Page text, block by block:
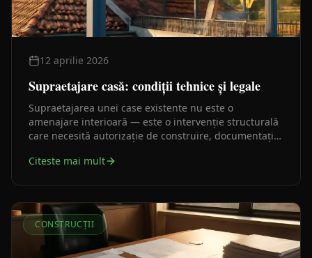
12 aprilie 2026
Supraetajare casă: condiții tehnice și legale
Supraetajarea unei case existente nu este o
amenajare interioară — este o intervenție structurală
care necesită autorizație de construire, documentație
structurală serioasă. Iată traseul legal corect, pas cu
Citeste mai mult
CONSTRUCȚII